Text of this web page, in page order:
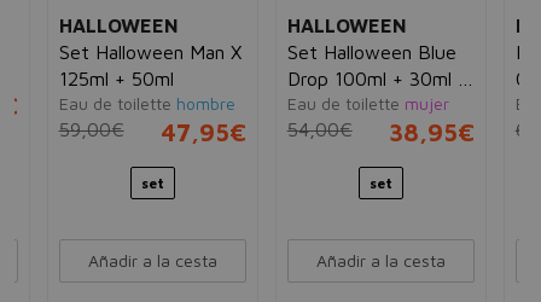
HALLOWEEN
Set Halloween Man X
125ml + 50ml
Eau de toilette hombre
59,00€ 47,95€
set
Añadir a la cesta
HALLOWEEN
Set Halloween Blue
Drop 100ml + 30ml +
4,5ml
Eau de toilette mujer
54,00€ 38,95€
set
Añadir a la cesta
On